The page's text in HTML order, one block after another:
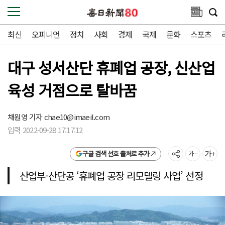
최신 오피니언 정치 사회 경제 국제 문화 스포츠
대구 성서산단 휴폐업 공장, 신산업
육성 거점으로 탈바꿈
채원영 기자chae10@imaeil.com
입력 2022-09-28 17:17:12
구글 검색 선호 출처로 추가
산업부-산단공 ‘휴폐업 공장 리모델링 사업’ 선정